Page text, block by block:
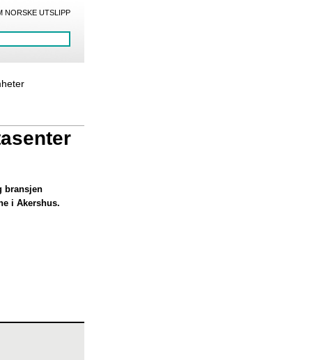
NORSKE UTSLIPP
bransjen
i Akershus.